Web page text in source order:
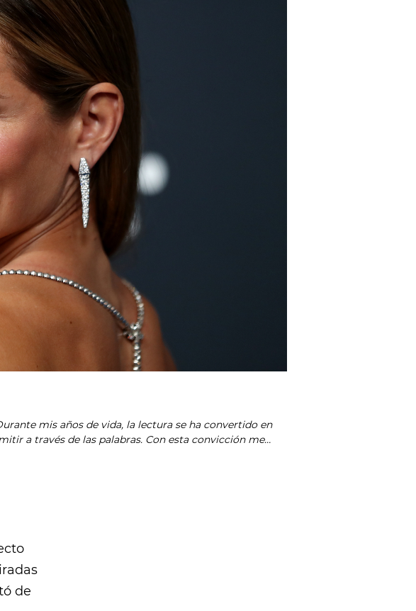
mis años de vida, la lectura se ha convertido en
a través de las palabras. Con esta convicción me
encuentro mi sitio en el mundo: COOL. ¿Mi ley
de